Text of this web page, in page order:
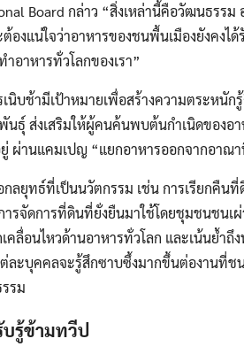
Search
for:
Board กล่าว “สิ่งเหล่านี้คือวัฒนธรรม
องแน่ใจว่าอาหารของชนพื้นเมืองยังคงไ
าหารทั่วโลกของเรา”
นิบช้ามีเป้าหมายเพื่อสร้างความตระหนัก
นธุ์ ส่งเสริมให้ผู้คนค้นพบต้นกำเนิดของ
ผ่านแคมเปญ “แยกอาหารออกจากอาณ
กลยุทธ์ที่เป็นนวัตกรรม เช่น การเรียกคื
รจัดการที่ดินที่ยั่งยืนมาใช้โดยชุมชนชนเ
คลื่อนไหวด้านอาหารทั่วโลก และเน้นย้ำ
ต่ละบุคคลจะรู้สึกซาบซึ้งมากขึ้นต่องานที่ช
รม
บรู้ข้ามทวีป